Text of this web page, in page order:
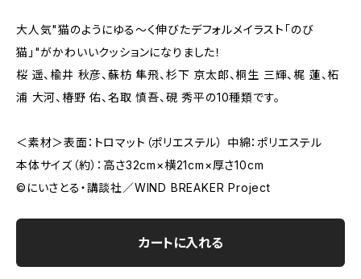
大人気"猫のようにゆる〜く伸びたデフォルメイラスト「のび
猫」"がかわいいクッションになりました！
桜 遥、楡井 秋彦、蘇枋 隼飛、杉下 京太郎、桐生 三輝、梶 蓮、柘
浦 大河、椿野 佑、名取 慎吾、硯 秀平の10種類です。
＜素材＞表面：トロマット（ポリエステル） 中綿：ポリエステル
本体サイズ（約）：高さ32cm×横21cm×厚さ10cm
©にいさとる・講談社／WIND BREAKER Project
カートに入れる